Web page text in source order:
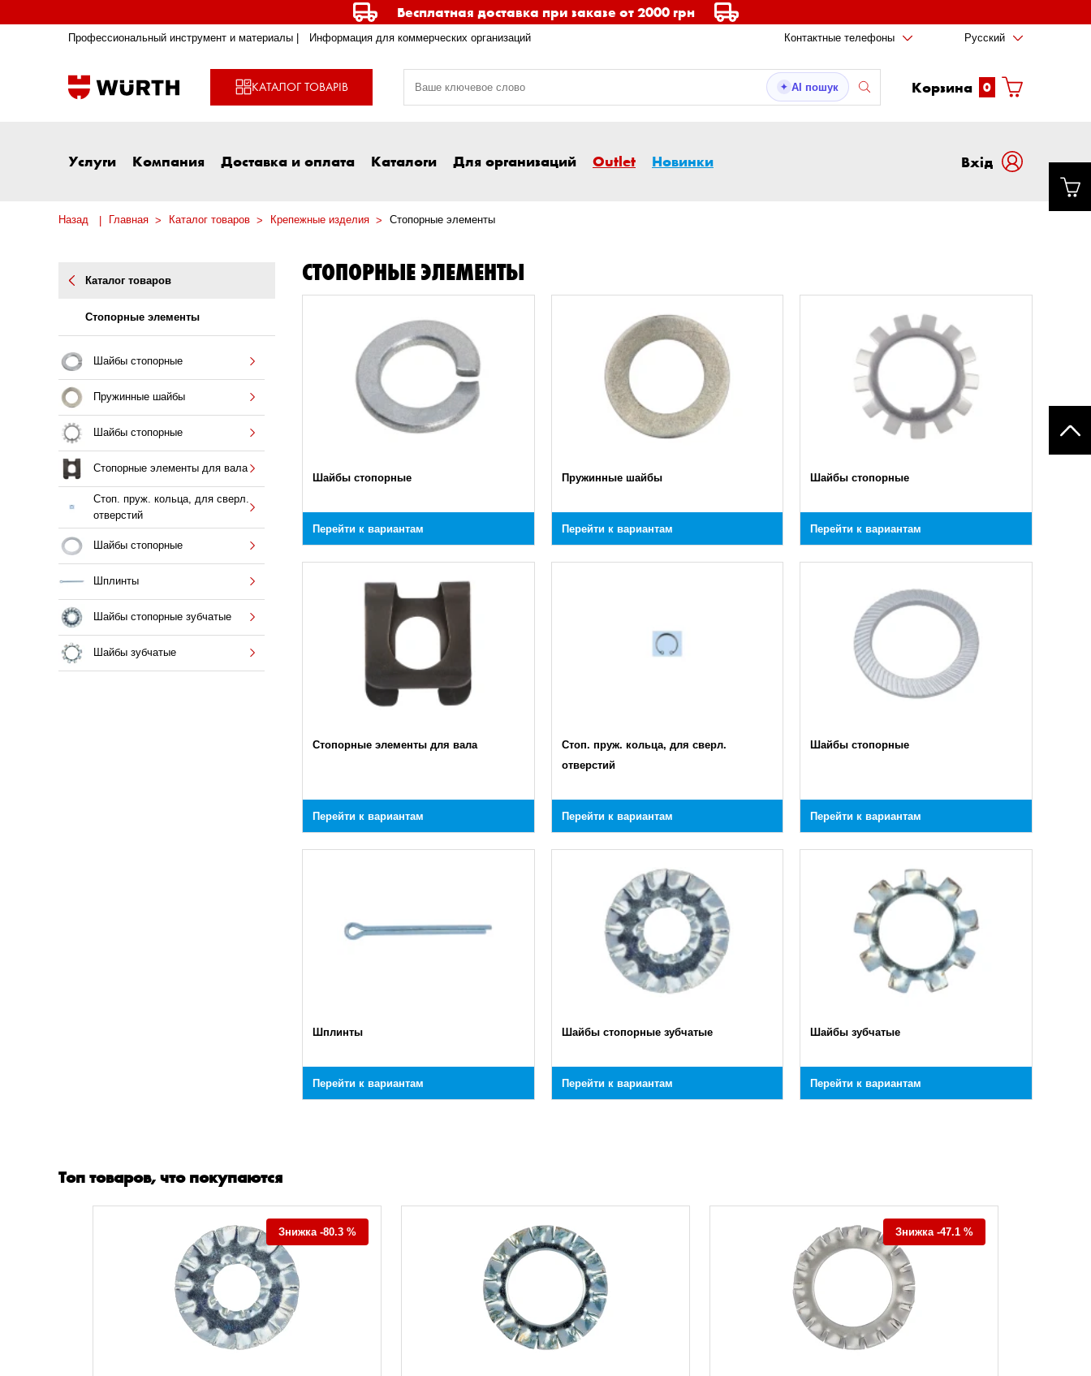
Бесплатная доставка при заказе от 2000 грн
Профессиональный инструмент и материалы | Информация для коммерческих организаций Контактные телефоны Русский
КАТАЛОГ ТОВАРІВ ✦ AI пошук Корзина 0
Услуги Компания Доставка и оплата Каталоги Для организаций Outlet Новинки Вxід
Назад Главная Каталог товаров Крепежные изделия Стопорные элементы
Каталог товаров
Стопорные элементы
Шайбы стопорные
Пружинные шайбы
Шайбы стопорные
Стопорные элементы для вала
Стоп. пруж. кольца, для сверл.
отверстий
Шайбы стопорные
Шплинты
Шайбы стопорные зубчатые
Шайбы зубчатые
СТОПОРНЫЕ ЭЛЕМЕНТЫ
Шайбы стопорные
Перейти к вариантам
Пружинные шайбы
Перейти к вариантам
Шайбы стопорные
Перейти к вариантам
Стопорные элементы для вала
Перейти к вариантам
Стоп. пруж. кольца, для сверл.
отверстий
Перейти к вариантам
Шайбы стопорные
Перейти к вариантам
Шплинты
Перейти к вариантам
Шайбы стопорные зубчатые
Перейти к вариантам
Шайбы зубчатые
Перейти к вариантам
Топ товаров, что покупаются
Знижка -80.3 % Знижка -47.1 %